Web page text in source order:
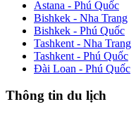
Astana - Phú Quốc
Bishkek - Nha Trang
Bishkek - Phú Quốc
Tashkent - Nha Trang
Tashkent - Phú Quốc
Đài Loan - Phú Quốc
Thông tin du lịch